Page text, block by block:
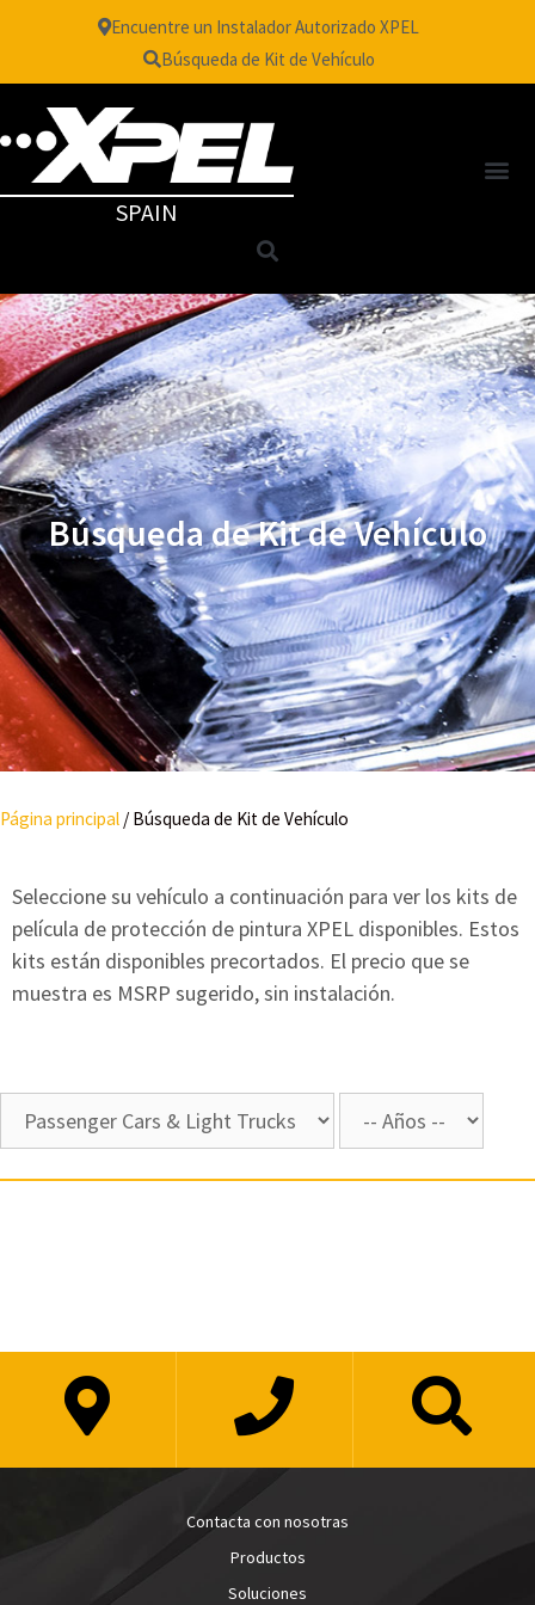
Encuentre un Instalador Autorizado XPEL
Búsqueda de Kit de Vehículo
SPAIN
Búsqueda de Kit de Vehículo
Página principal / Búsqueda de Kit de Vehículo
Seleccione su vehículo a continuación para ver los kits de
película de protección de pintura XPEL disponibles. Estos
kits están disponibles precortados. El precio que se
muestra es MSRP sugerido, sin instalación.
Contacta con nosotras
Productos
Soluciones